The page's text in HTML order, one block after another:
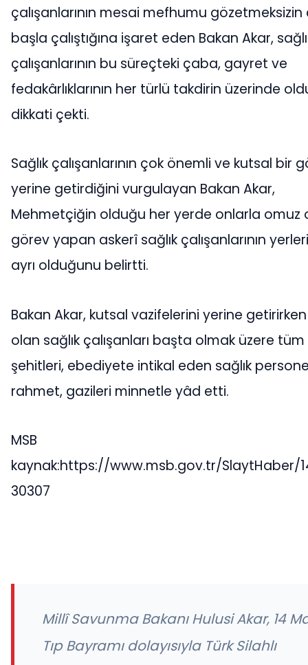
çalışanlarının mesai mefhumu
başla çalıştığına işaret eden Bakan Akar,
çalışanlarının bu süreçteki çaba, gayret ve
fedakârlıklarının her türlü takdirin üzerinde
dikkati çekti.
Sağlık çalışanlarının çok önemli ve kutsal bir
yerine getirdiğini vurgulayan Bakan Akar,
Mehmetçiğin olduğu her yerde onlarla omuz
görev yapan askerî sağlık çalışanlarının
ayrı olduğunu belirtti.
Bakan Akar, kutsal vazifelerini yerine
olan sağlık çalışanları başta olmak üzere tüm
şehitleri, ebediyete intikal eden sağlık
rahmet, gazileri minnetle yâd etti.
MSB
kaynak:https://www.msb.gov.tr/SlaytHaber/
30307
Millî Savunma Bakanı Hulusi Akar, 14
Tıp Bayramı dolayısıyla Türk Silahlı